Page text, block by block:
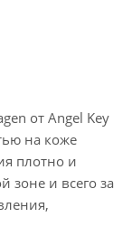
от Angel Key
на коже
плотно и
зоне и всего за